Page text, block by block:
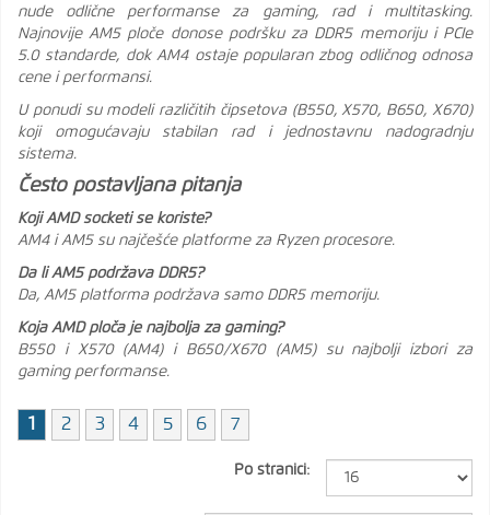
nude odlične performanse za gaming, rad i multitasking.
Najnovije AM5 ploče donose podršku za DDR5 memoriju i PCIe
5.0 standarde, dok AM4 ostaje popularan zbog odličnog odnosa
cene i performansi.
U ponudi su modeli različitih čipsetova (B550, X570, B650, X670)
koji omogućavaju stabilan rad i jednostavnu nadogradnju
sistema.
Često postavljana pitanja
Koji AMD socketi se koriste?
AM4 i AM5 su najčešće platforme za Ryzen procesore.
Da li AM5 podržava DDR5?
Da, AM5 platforma podržava samo DDR5 memoriju.
Koja AMD ploča je najbolja za gaming?
B550 i X570 (AM4) i B650/X670 (AM5) su najbolji izbori za
gaming performanse.
1 2 3 4 5 6 7
Po stranici: